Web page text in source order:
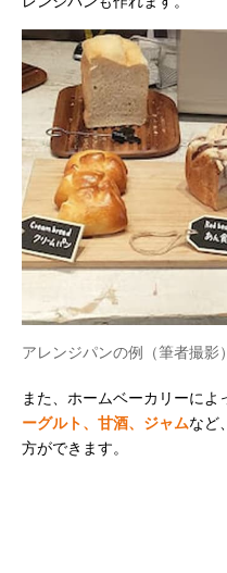
アレンジパンの例（筆者撮影）
また、ホームベーカリーによ
ーグルト、甘酒、ジャムなど
方ができます。